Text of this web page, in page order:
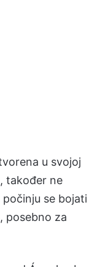
u svojoj
također ne
se bojati
posebno za